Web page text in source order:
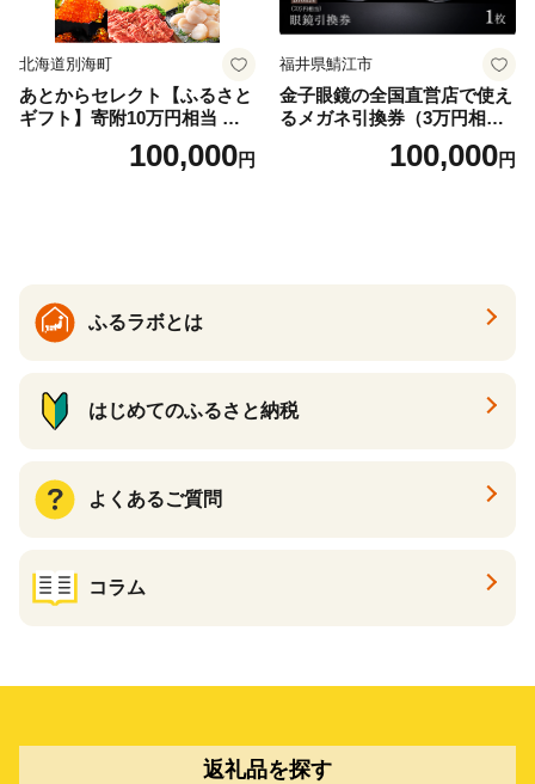
北海道別海町
あとからセレクト【ふるさと
ギフト】寄附10万円相当 あ
とから選べる！ ギフト いく
ら ほたて 海鮮 牛肉 別海町
ギフト ふるさと納税 ）
100,000円
福井県鯖江市
金子眼鏡の全国直営店で使え
るメガネ引換券（3万円相
100,000円
ふるラボとは
はじめてのふるさと納税
よくあるご質問
コラム
返礼品を探す